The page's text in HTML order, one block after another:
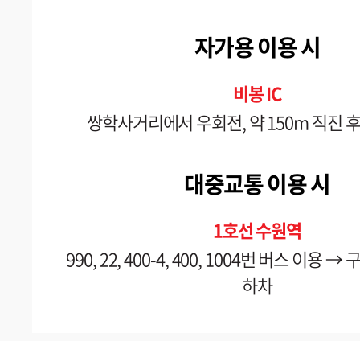
자가용 이용 시
비봉 IC
쌍학사거리에서 우회전, 약 150m 직진
대중교통 이용 시
1호선 수원역
990, 22, 400-4, 400, 1004번 버스 이용 →
하차